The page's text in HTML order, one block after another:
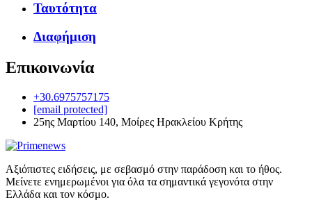
Ταυτότητα
Διαφήμιση
Επικοινωνία
+30.6975757175
[email protected]
25ης Μαρτίου 140, Μοίρες Ηρακλείου Κρήτης
Αξιόπιστες ειδήσεις, με σεβασμό στην παράδοση και το ήθος.
Μείνετε ενημερωμένοι για όλα τα σημαντικά γεγονότα στην
Ελλάδα και τον κόσμο.